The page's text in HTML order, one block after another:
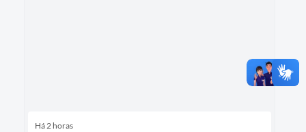
Há 2 horas